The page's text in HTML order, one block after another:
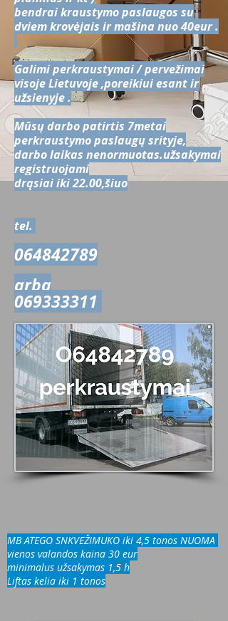
bendrai kraustymo paslaugos su
dviem krovėjais ir mašina nuo 40eur .
Galimi perkraustymai / pervežimai
visoje Lietuvoje ,poreikiui esant ir
užsienyje .
Mūsų darbo patirtis 7metai
perkraustymo paslaugų srityje,
darbo laikas nenormuotas.užsakymai
registruojami
drąsiai iki 22.00,šiuo
tel.
064842789
arba
069333311
MB ATEGO SNKVEŽIMUKO iki 4,5 tonos NUOMA
vienos valandos kaina 30 eur
minimalus užsakymas 1,5 h
Liftas kelia iki 1 tonos